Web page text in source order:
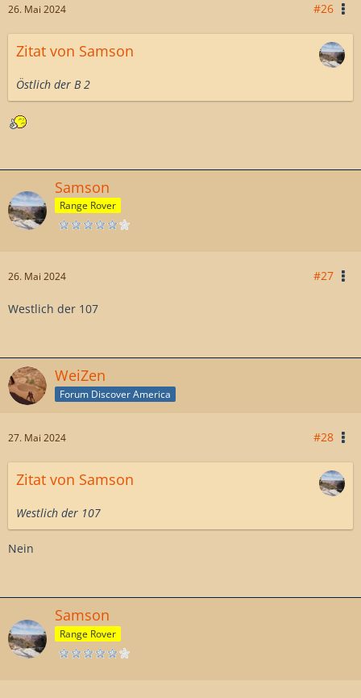
26. Mai 2024 #26
Zitat von Samson
Östlich der B 2
Samson
Range Rover
26. Mai 2024 #27
Westlich der 107
WeiZen
Forum Discover America
27. Mai 2024 #28
Zitat von Samson
Westlich der 107
Nein
Samson
Range Rover